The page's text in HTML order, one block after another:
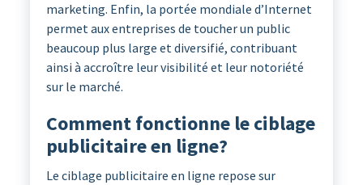
marketing. Enfin, la portée mondiale d’Internet
permet aux entreprises de toucher un public
beaucoup plus large et diversifié, contribuant
ainsi à accroître leur visibilité et leur notoriété
sur le marché.
Comment fonctionne le ciblage
publicitaire en ligne?
Le ciblage publicitaire en ligne repose sur